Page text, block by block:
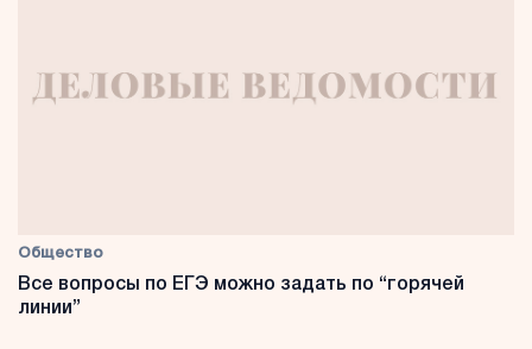
Общество
Все вопросы по ЕГЭ можно задать по “горячей
линии”